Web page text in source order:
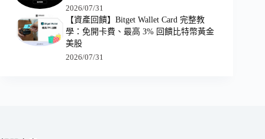
2026/07/31
【資產回饋】Bitget Wallet Card 完整教
學：免開卡費、最高 3% 回饋比特幣黃金
美股
2026/07/31